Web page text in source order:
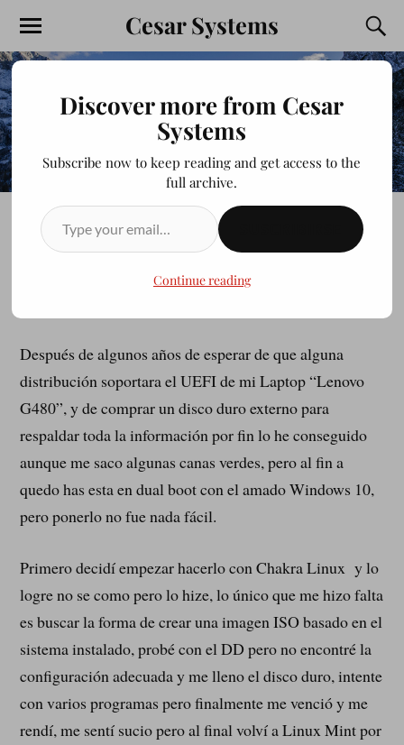
Cesar Systems
LINUX Y UEFI
Después de algunos años de esperar de que alguna
distribución soportara el UEFI de mi Laptop “Lenovo
G480”, y de comprar un disco duro externo para
respaldar toda la información por fin lo he conseguido
aunque me saco algunas canas verdes, pero al fin a
quedo has esta en dual boot con el amado Windows 10,
pero ponerlo no fue nada fácil.
Primero decidí empezar hacerlo con Chakra Linux y lo
logre no se como pero lo hize, lo único que me hizo falta
es buscar la forma de crear una imagen ISO basado en el
sistema instalado, probé con el DD pero no encontré la
configuración adecuada y me lleno el disco duro, intente
con varios programas pero finalmente me venció y me
rendí, me sentí sucio pero al final volví a Linux Mint por
Discover more from Cesar
Systems
Subscribe now to keep reading and get access to the
full archive.
Continue reading